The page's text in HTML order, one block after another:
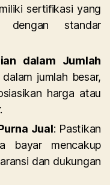
sertifikasi yang
dengan standar
dalam Jumlah
jumlah besar,
harga atau
Jual: Pastikan
bayar mencakup
dan dukungan